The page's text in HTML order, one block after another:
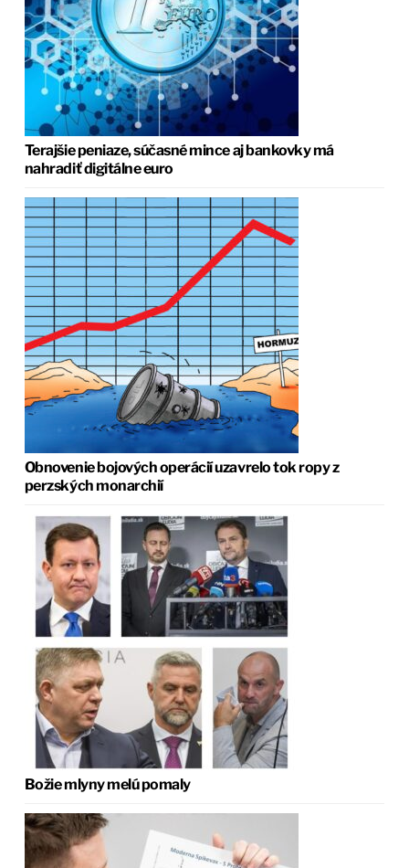
Terajšie peniaze, súčasné mince aj bankovky má
nahradiť digitálne euro
Obnovenie bojových operácií uzavrelo tok ropy z
perzských monarchií
Božie mlyny melú pomaly